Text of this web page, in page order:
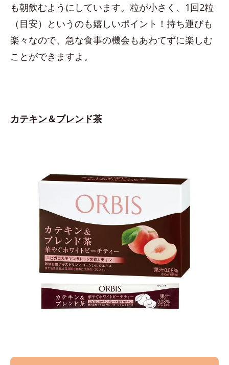
も朝飲むようにしています。粒が小さく、1回2粒
（目安）というのも嬉しいポイント！持ち運びも
楽々なので、急な食事の機会もあわてずに楽しむ
ことができますよ。
カテキン＆ブレンド茶